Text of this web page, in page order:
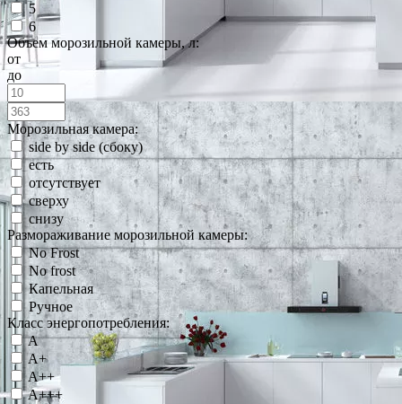
5
6
Объем морозильной камеры, л:
от
до
Морозильная камера:
side by side (сбоку)
есть
отсутствует
сверху
снизу
Размораживание морозильной камеры:
No Frost
No frost
Капельная
Ручное
Класс энергопотребления:
A
A+
A++
A+++